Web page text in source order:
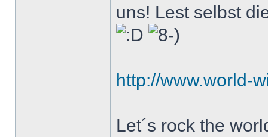
uns! Lest selbst
http://www.world-
Let´s rock the